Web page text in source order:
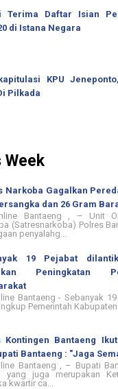
Terima Daftar Isian
di Istana Negara
KPU
Pilkada
Week
Narkoba Gagalkan
dan 26 Gram
Bantaeng , – Unit
(Satresnarkoba) Polres
penyalahg...
19 Pejabat
Peningkatan
Bantaeng - Sebanyak
Pemerintah
Kontingen Bantaeng
Bantaeng : "Jaga
Bantaeng , – Bupati
yang juga merupakan
kwartir ca...